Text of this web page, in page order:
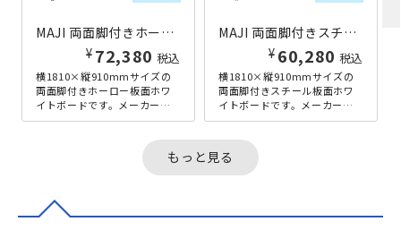
MAJI 両面脚付きホーロー板面ホワイトボード 横書き・月予定 W1810×H910 ホワイト
¥ 72,380 税込
横1810×縦910mmサイズの
両面脚付きホーロー板面ホワ
イトボードです。メーカーオ
リジナルのアルミフレームを
MAJI 両面脚付きスチール板面ホワイトボード 縦書き・月予定 W1810×H910 ホワイト
¥ 60,280 税込
横1810×縦910mmサイズの
両面脚付きスチール板面ホワ
イトボードです。メーカーオ
リジナルのアルミフレームを
もっと見る